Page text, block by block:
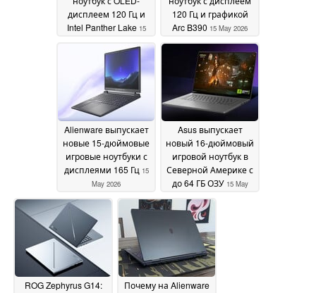
дисплеем 120 Гц и
Intel Panther Lake 15
120 Гц и графикой
Arc B390 15 May 2026
Alienware выпускает
новые 15-дюймовые
игровые ноутбуки с
дисплеями 165 Гц 15
May 2026
Asus выпускает
новый 16-дюймовый
игровой ноутбук в
Северной Америке с
до 64 ГБ ОЗУ 15 May
2026
ROG Zephyrus G14:
Почему на Alienware